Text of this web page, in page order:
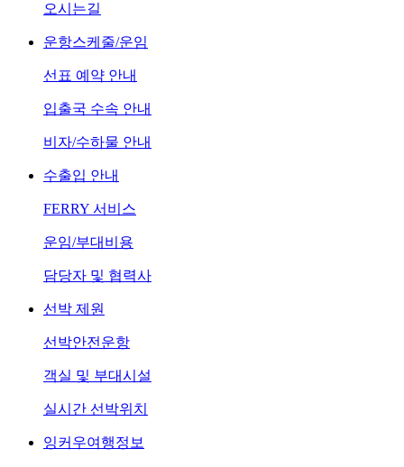
오시는길
운항스케줄/운임
선표 예약 안내
입출국 수속 안내
비자/수하물 안내
수출입 안내
FERRY 서비스
운임/부대비용
담당자 및 협력사
선박 제원
선박안전운항
객실 및 부대시설
실시간 선박위치
잉커우여행정보